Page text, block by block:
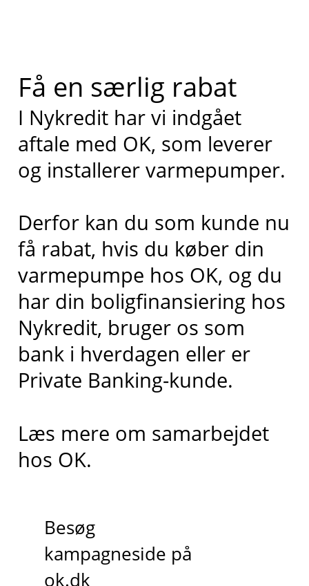
Få en særlig rabat
I Nykredit har vi indgået
aftale med OK, som leverer
og installerer varmepumper.
Derfor kan du som kunde nu
få rabat, hvis du køber din
varmepumpe hos OK, og du
har din boligfinansiering hos
Nykredit, bruger os som
bank i hverdagen eller er
Private Banking-kunde.
Læs mere om samarbejdet
hos OK.
Besøg
kampagneside på
ok.dk